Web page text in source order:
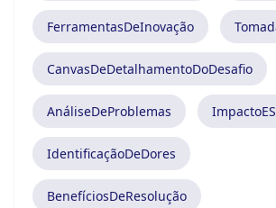
FerramentasDeInovação
CanvasDeDetalhamentoDoDesafio
AnáliseDeProblemas
IdentificaçãoDeDores
BenefíciosDeResolução